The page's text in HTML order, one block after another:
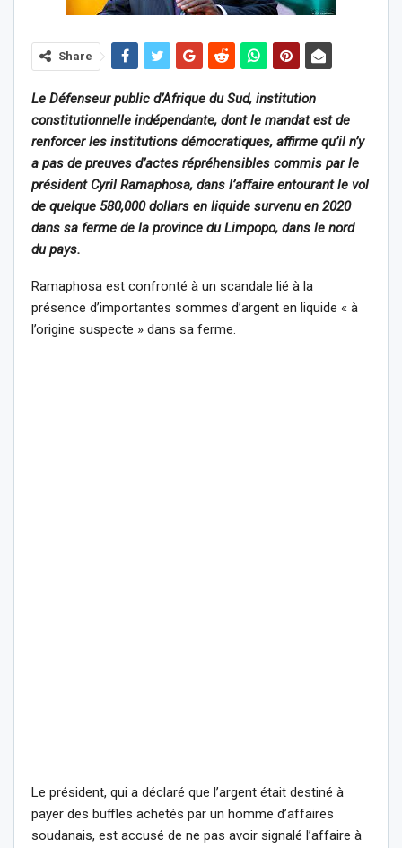
Share
Le Défenseur public d’Afrique du Sud, institution
constitutionnelle indépendante, dont le mandat est de
renforcer les institutions démocratiques, affirme qu’il n’y
a pas de preuves d’actes répréhensibles commis par le
président Cyril Ramaphosa, dans l’affaire entourant le vol
de quelque 580,000 dollars en liquide survenu en 2020
dans sa ferme de la province du Limpopo, dans le nord
du pays.
Ramaphosa est confronté à un scandale lié à la
présence d’importantes sommes d’argent en liquide « à
l’origine suspecte » dans sa ferme.
Le président, qui a déclaré que l’argent était destiné à
payer des buffles achetés par un homme d’affaires
soudanais, est accusé de ne pas avoir signalé l’affaire à